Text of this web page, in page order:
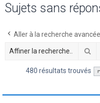
Sujets sans
Aller à la recherche avancée
480 résultats trouvés